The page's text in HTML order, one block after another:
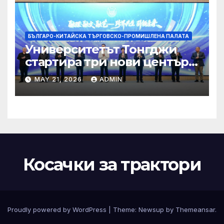
БЪЛГАРО-КИТАЙСКА ТЪРГОВСКО-ПРОМИШЛЕНА ПАЛАТА
Университетът Тонгджи
стартира три нови центъра
за обучение
MAY 21, 2026 ADMIN
Косачки за трактори
Proudly powered by WordPress Theme: Newsup by Themeansar.